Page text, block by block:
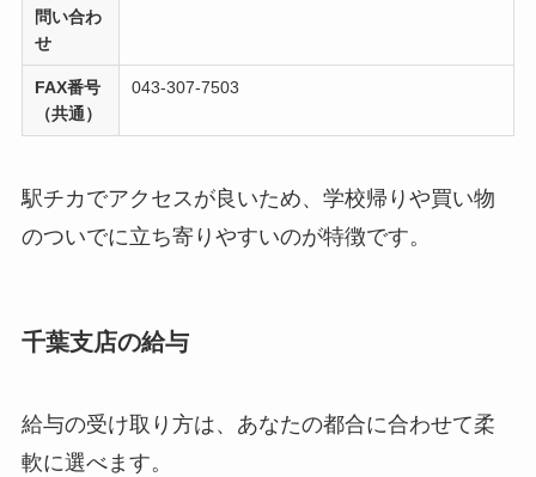
問い合わ
せ
FAX番号
（共通）
043-307-7503
駅チカでアクセスが良いため、学校帰りや買い物
のついでに立ち寄りやすいのが特徴です。
千葉支店の給与
給与の受け取り方は、あなたの都合に合わせて柔
軟に選べます。